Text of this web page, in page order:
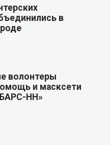
в
волонтеры
и масксети
НН»